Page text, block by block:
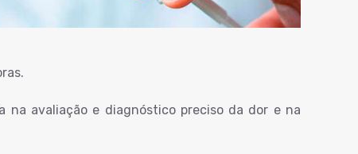
na avaliação e diagnóstico preciso da dor e na